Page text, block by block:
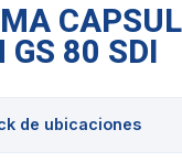
GS 80 SDI
de ubicaciones